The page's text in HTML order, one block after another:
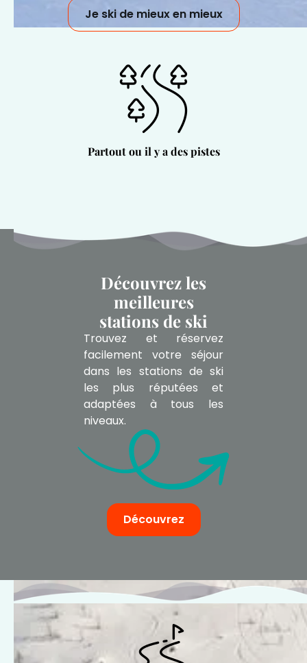
Je ski de mieux en mieux
Partout ou il y a des pistes
Découvrez les
meilleures
stations de ski
Trouvez et réservez
facilement votre séjour
dans les stations de ski
les plus réputées et
adaptées à tous les
niveaux.
Découvrez